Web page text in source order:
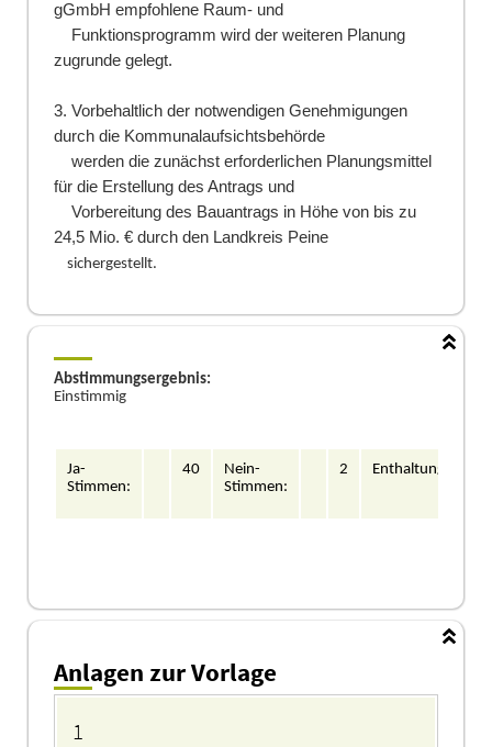
gGmbH empfohlene Raum- und
Funktionsprogramm wird der weiteren Planung
zugrunde gelegt.
3. Vorbehaltlich der notwendigen Genehmigungen
durch die Kommunalaufsichtsbehörde
werden die zunächst erforderlichen Planungsmittel
für die Erstellung des Antrags und
Vorbereitung des Bauantrags in Höhe von bis zu
24,5 Mio. €durch den Landkreis Peine
sichergestellt.
Abstimmungsergebnis:
Einstimmig
Ja-
Stimmen:
40
Nein-
Stimmen:
2 Enthaltung/en:
Anlagen zur Vorlage
1